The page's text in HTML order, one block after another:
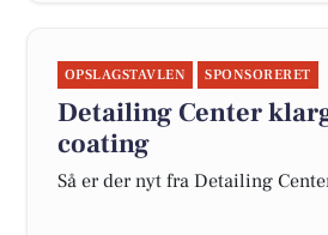
OPSLAGSTAVLEN SPONSORERET
Detailing Center
coating
Så er der nyt fra Detailing